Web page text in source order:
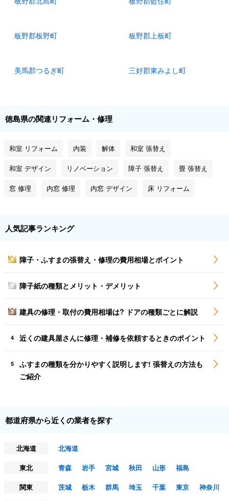
板野郡板野町 板野郡上板町
美馬郡つるぎ町 三好郡東みよし町
徳島県の関連リフォーム・修理
和室 リフォーム 内装 解体 和室 張替え
和室 デザイン リノベーション 障子 張替え 畳 張替え
窓 修理 内窓 修理 内窓 デザイン 床 リフォーム
人気記事ランキング
1 障子・ふすまの張替え・修理の費用相場とポイント
2 障子紙の種類とメリット・デメリット
3 建具の修理・取付の費用相場は? ドアの種類ごとに解説
4 近くの建具屋さんに修理・補修を依頼するときのポイント
5
ふすまの種類を分かりやすく説明します! 張替えの方法も
ご紹介
都道府県から近くの業者を探す
北海道
北海道
東北
青森 岩手 宮城 秋田 山形
福島
関東
茨城 栃木 群馬 埼玉 千葉 東京
神奈川